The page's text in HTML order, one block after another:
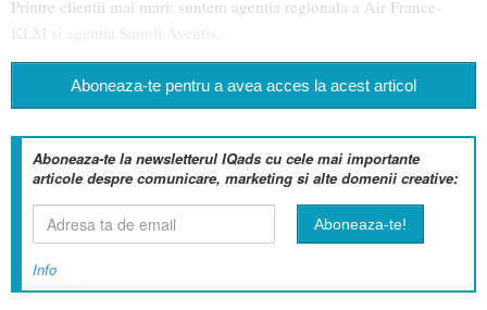
Printre clientii mai mari: suntem agentia regionala a Air France-
KLM si agentia Sanofi Aventis.
Aboneaza-te pentru a avea acces la acest articol
Aboneaza-te la newsletterul IQads cu cele mai importante
articole despre comunicare, marketing si alte domenii creative:
Info